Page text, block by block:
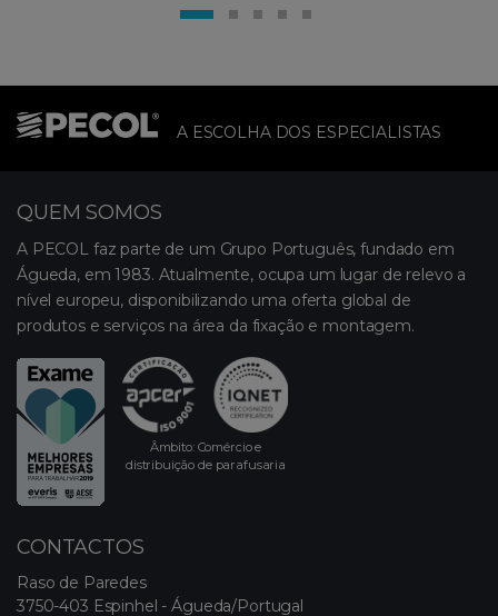
A ESCOLHA DOS ESPECIALISTAS
QUEM SOMOS
A PECOL faz parte de um Grupo Português, fundado em
Águeda, em 1983. Atualmente, ocupa um lugar de relevo a
nível europeu, disponibilizando uma oferta global de
produtos e serviços na área da fixação e montagem.
Âmbito: Comércio e
distribuição de parafusaria
CONTACTOS
Raso de Paredes
3750-403 Espinhel - Águeda/Portugal